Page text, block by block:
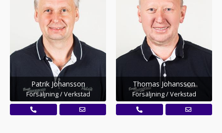
Patrik Johansson
Försäljning / Verkstad
Thomas Johansson
Försäljning / Verkstad